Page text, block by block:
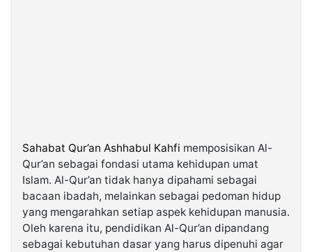
Sahabat Qur’an Ashhabul Kahfi memposisikan Al-
Qur’an sebagai fondasi utama kehidupan umat
Islam. Al-Qur’an tidak hanya dipahami sebagai
bacaan ibadah, melainkan sebagai pedoman hidup
yang mengarahkan setiap aspek kehidupan manusia.
Oleh karena itu, pendidikan Al-Qur’an dipandang
sebagai kebutuhan dasar yang harus dipenuhi agar